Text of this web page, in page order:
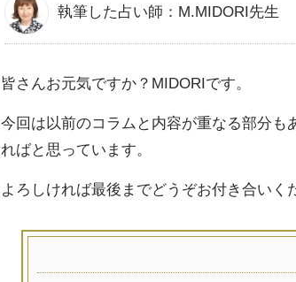
執筆した占い師：M.MIDORI先生
皆さんお元気ですか？MIDORIです。
今回は以前のコラムと内容が重なる部分も
ればと思っています。
よろしければ最後までどうぞお付き合いく